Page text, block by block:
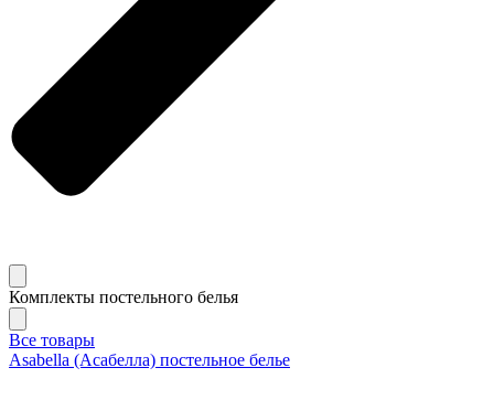
Комплекты постельного белья
Все товары
Asabella (Асабелла) постельное белье